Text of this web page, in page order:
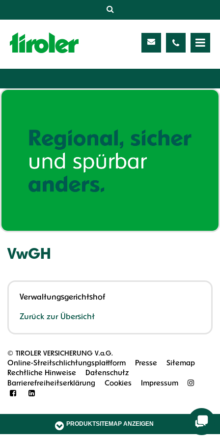
Service
Meine TIROLER
Karriere
VwGH
Verwaltungsgerichtshof
Zurück zur Übersicht
© TIROLER VERSICHERUNG V.a.G.
Online-Streitschlichtungsplattform
Presse
Sitemap
Rechtliche Hinweise
Datenschutz
Barrierefreiheitserklärung
Cookies Impressum
PRODUKTSITEMAP ANZEIGEN